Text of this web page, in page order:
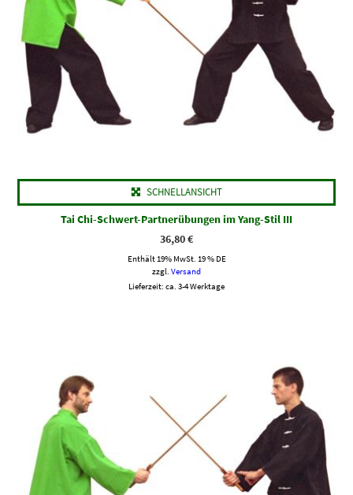
SCHNELLANSICHT
Tai Chi-Schwert-Partnerübungen im Yang-Stil III
36,80€
Enthält 19% MwSt. 19 % DE
zzgl. Versand
Lieferzeit: ca. 3-4 Werktage